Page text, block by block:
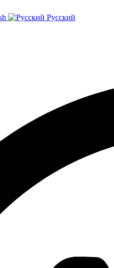
Русский